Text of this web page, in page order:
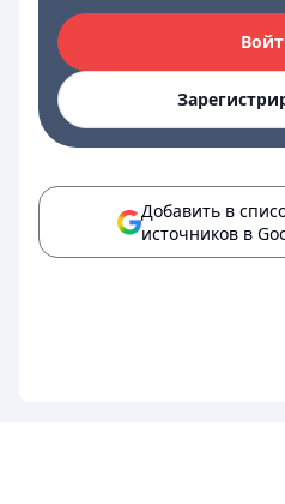
Добавить в
источников в